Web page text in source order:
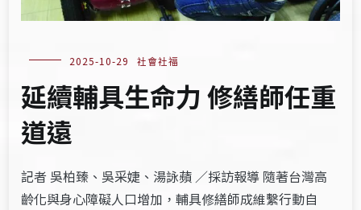
2025-10-29 社會社福
延續輔具生命力 修繕師任重
道遠
記者 吳柏臻、吳采婕、湯詠蘋 ／採訪報導 隨著台灣高
齡化與身心障礙人口增加，輔具修繕師成維繫行動自